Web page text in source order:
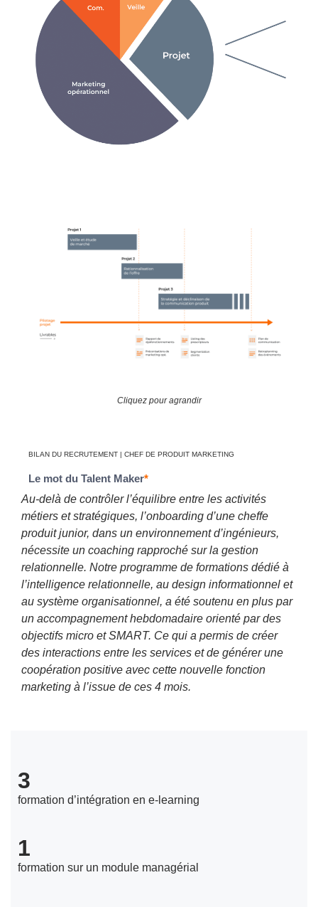
Cliquez pour agrandir
BILAN DU RECRUTEMENT | CHEF DE PRODUIT MARKETING
Le mot du Talent Maker*
Au-delà de contrôler l’équilibre entre les activités
métiers et stratégiques, l’onboarding d’une cheffe
produit junior, dans un environnement d’ingénieurs,
nécessite un coaching rapproché sur la gestion
relationnelle. Notre programme de formations dédié à
l’intelligence relationnelle, au design informationnel et
au système organisationnel, a été soutenu en plus par
un accompagnement hebdomadaire orienté par des
objectifs micro et SMART. Ce qui a permis de créer
des interactions entre les services et de générer une
coopération positive avec cette nouvelle fonction
marketing à l’issue de ces 4 mois.
3
formation d’intégration en e-learning
1
formation sur un module managérial